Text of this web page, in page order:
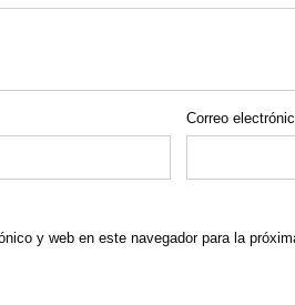
Correo
y web en este navegador para la